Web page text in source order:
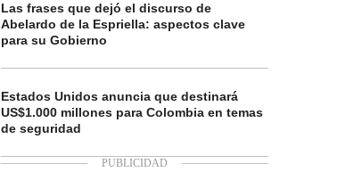
Las frases que dejó el discurso de
Abelardo de la Espriella: aspectos clave
para su Gobierno
Estados Unidos anuncia que destinará
US$1.000 millones para Colombia en temas
de seguridad